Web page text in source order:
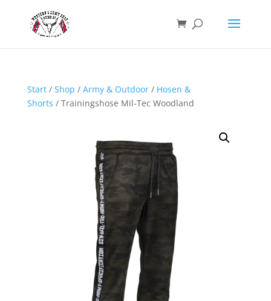
Start/ Shop / Army & Outdoor/ Hosen &
Shorts / Trainingshose Mil-Tec Woodland